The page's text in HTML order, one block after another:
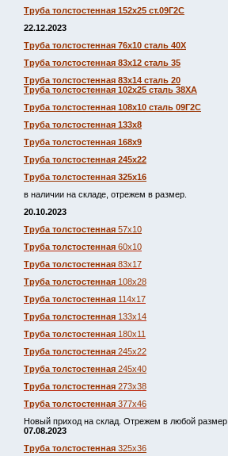
Труба толстостенная 152х25 ст.09Г2С
22.12.2023
Труба толстостенная 76х10 сталь 40Х
Труба толстостенная 83х12 сталь 35
Труба толстостенная 83х14 сталь 20
Труба толстостенная 102х25 сталь 38ХА
Труба толстостенная 108х10 сталь 09Г2С
Труба толстостенная 133х8
Труба толстостенная 168х9
Труба толстостенная 245х22
Труба толстостенная 325х16
в наличии на складе, отрежем в размер.
20.10.2023
Труба толстостенная 57х10
Труба толстостенная 60х10
Труба толстостенная 83х17
Труба толстостенная 108х28
Труба толстостенная 114х17
Труба толстостенная 133х14
Труба толстостенная 180х11
Труба толстостенная 245х22
Труба толстостенная 245х40
Труба толстостенная 273х38
Труба толстостенная 377х46
Новый приход на склад. Отрежем в любой размер
07.08.2023
Труба толстостенная 325х36